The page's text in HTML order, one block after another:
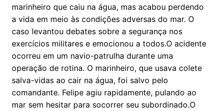
marinheiro que caiu na água, mas acabou perdendo
a vida em meio às condições adversas do mar. O
caso levantou debates sobre a segurança nos
exercícios militares e emocionou a todos.O acidente
ocorreu em um navio-patrulha durante uma
operação de rotina. O marinheiro, que usava colete
salva-vidas ao cair na água, foi salvo pelo
comandante. Felipe agiu rapidamente, pulando ao
mar sem hesitar para socorrer seu subordinado.O